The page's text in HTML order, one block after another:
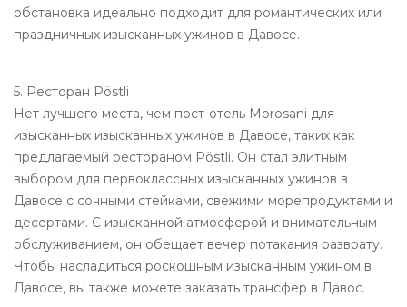
обстановка идеально подходит для романтических или
праздничных изысканных ужинов в Давосе.
5. Ресторан Pöstli
Нет лучшего места, чем пост-отель Morosani для
изысканных изысканных ужинов в Давосе, таких как
предлагаемый рестораном Pöstli. Он стал элитным
выбором для первоклассных изысканных ужинов в
Давосе с сочными стейками, свежими морепродуктами и
десертами. С изысканной атмосферой и внимательным
обслуживанием, он обещает вечер потакания разврату.
Чтобы насладиться роскошным изысканным ужином в
Давосе, вы также можете заказать трансфер в Давос.